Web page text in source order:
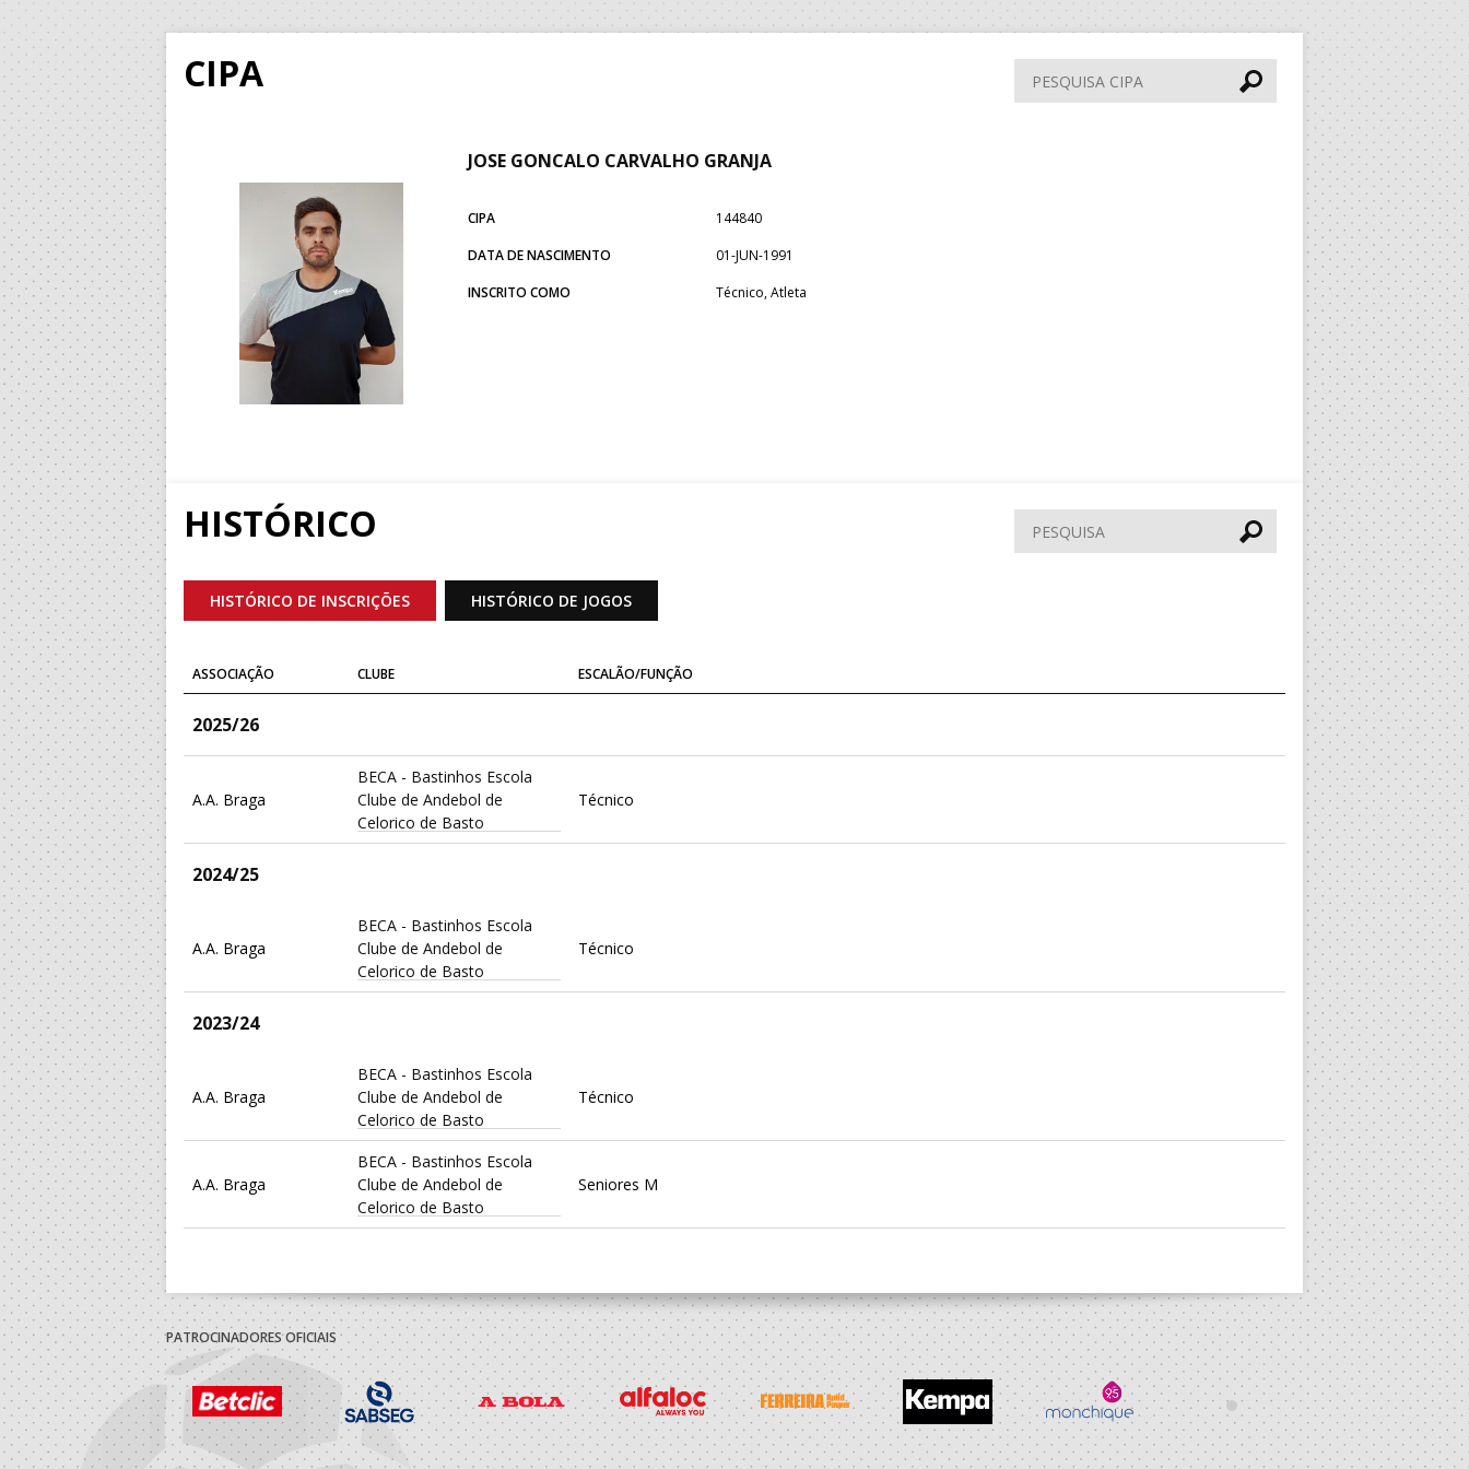
CIPA
Pesquisa
CIPA
JOSE GONCALO CARVALHO GRANJA
CIPA
144840
DATA DE NASCIMENTO
01-JUN-1991
INSCRITO COMO
Técnico, Atleta
HISTÓRICO Pesquisar
HISTÓRICO DE INSCRIÇÕES HISTÓRICO DE JOGOS
ASSOCIAÇÃO CLUBE ESCALÃO/FUNÇÃO
2025/26
A.A. Braga
BECA - Bastinhos Escola
Clube de Andebol de
Celorico de Basto
Técnico
2024/25
A.A. Braga
BECA - Bastinhos Escola
Clube de Andebol de
Celorico de Basto
Técnico
2023/24
A.A. Braga
BECA - Bastinhos Escola
Clube de Andebol de
Celorico de Basto
Técnico
A.A. Braga
BECA - Bastinhos Escola
Clube de Andebol de
Celorico de Basto
Seniores M
A.A. Braga
BECA - Bastinhos Escola
Clube de Andebol de
Celorico de Basto
Técnico
2020/21
BECA - Bastinhos Escola
PATROCINADORES OFICIAIS